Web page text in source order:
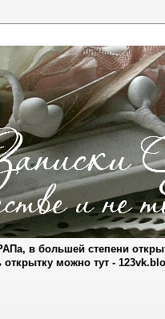
в большей степени
можно тут -